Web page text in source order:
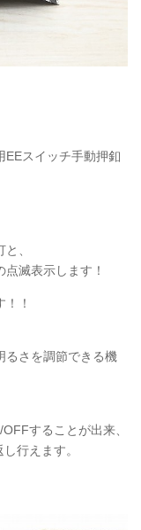
EEスイッチ手動押釦
、
滅表示します！
！
るさを調節できる機
することが出来、
行えます。